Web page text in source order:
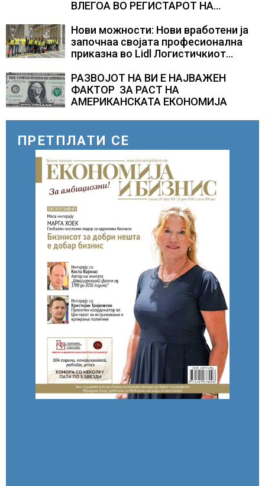
ВЛЕГОА ВО РЕГИСТАРОТ НА
СЛОВЕНИЈА
Нови можности: Нови вработени ја
започнаа својата професионална
приказна во Lidl Логистичкиот
РАЗВОЈОТ НА ВИ Е НАЈВАЖЕН
ФАКТОР ЗА РАСТ НА
АМЕРИКАНСКАТА ЕКОНОМИЈА
ПРЕТПЛАТИ СЕ